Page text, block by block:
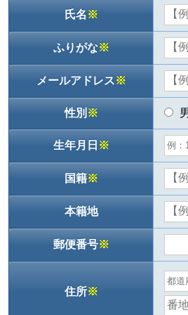
氏名 ※
ふりがな※
メールアドレス ※
性別 ※
生年月日 ※
国籍※
本籍地
郵便番号※
住所※